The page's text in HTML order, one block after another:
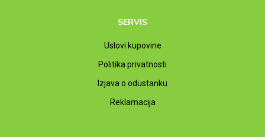
SERVIS
Uslovi kupovine
Politika privatnosti
Izjava o odustanku
Reklamacija